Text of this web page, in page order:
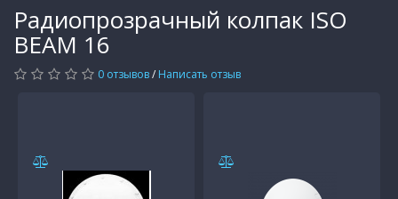
Радиопрозрачный колпак ISO
BEAM 16
0 отзывов/ Написать отзыв